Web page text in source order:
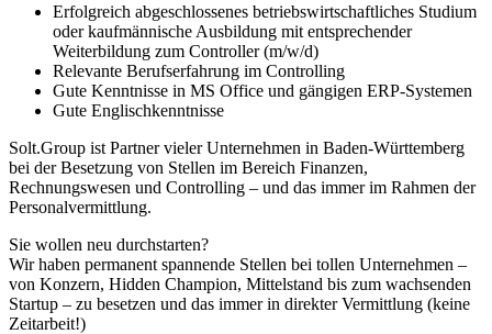
Erfolgreich abgeschlossenes betriebswirtschaftliches Studium
oder kaufmännische Ausbildung mit entsprechender
Weiterbildung zum Controller (m/w/d)
Relevante Berufserfahrung im Controlling
Gute Kenntnisse in MS Office und gängigen ERP-Systemen
Gute Englischkenntnisse
Solt.Group ist Partner vieler Unternehmen in Baden-Württemberg
bei der Besetzung von Stellen im Bereich Finanzen,
Rechnungswesen und Controlling – und das immer im Rahmen der
Personalvermittlung.
Sie wollen neu durchstarten?
Wir haben permanent spannende Stellen bei tollen Unternehmen –
von Konzern, Hidden Champion, Mittelstand bis zum wachsenden
Startup – zu besetzen und das immer in direkter Vermittlung (keine
Zeitarbeit!)